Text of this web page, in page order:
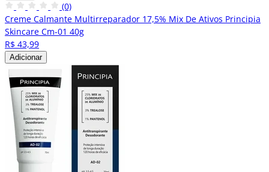
(0)
Creme Calmante Multirreparador 17,5% Mix De Ativos Principia
Skincare Cm-01 40g
R$ 43,99
Adicionar